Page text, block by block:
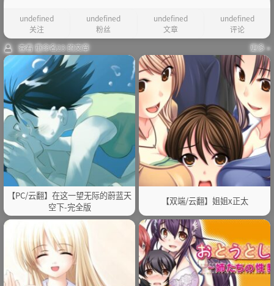
undefined
关注
undefined
粉丝
undefined
文章
undefined
评论
查看 重命名23 的文章
更多 »
【PC/云翻】在这一望无际的蔚蓝天
空下-完全版
【双端/云翻】姐姐x正太